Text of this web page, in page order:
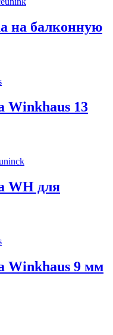
на балконную
Winkhaus 13
WH для
Winkhaus 9 мм